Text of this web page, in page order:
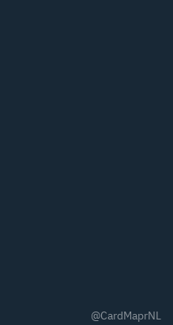
@CardMaprNL